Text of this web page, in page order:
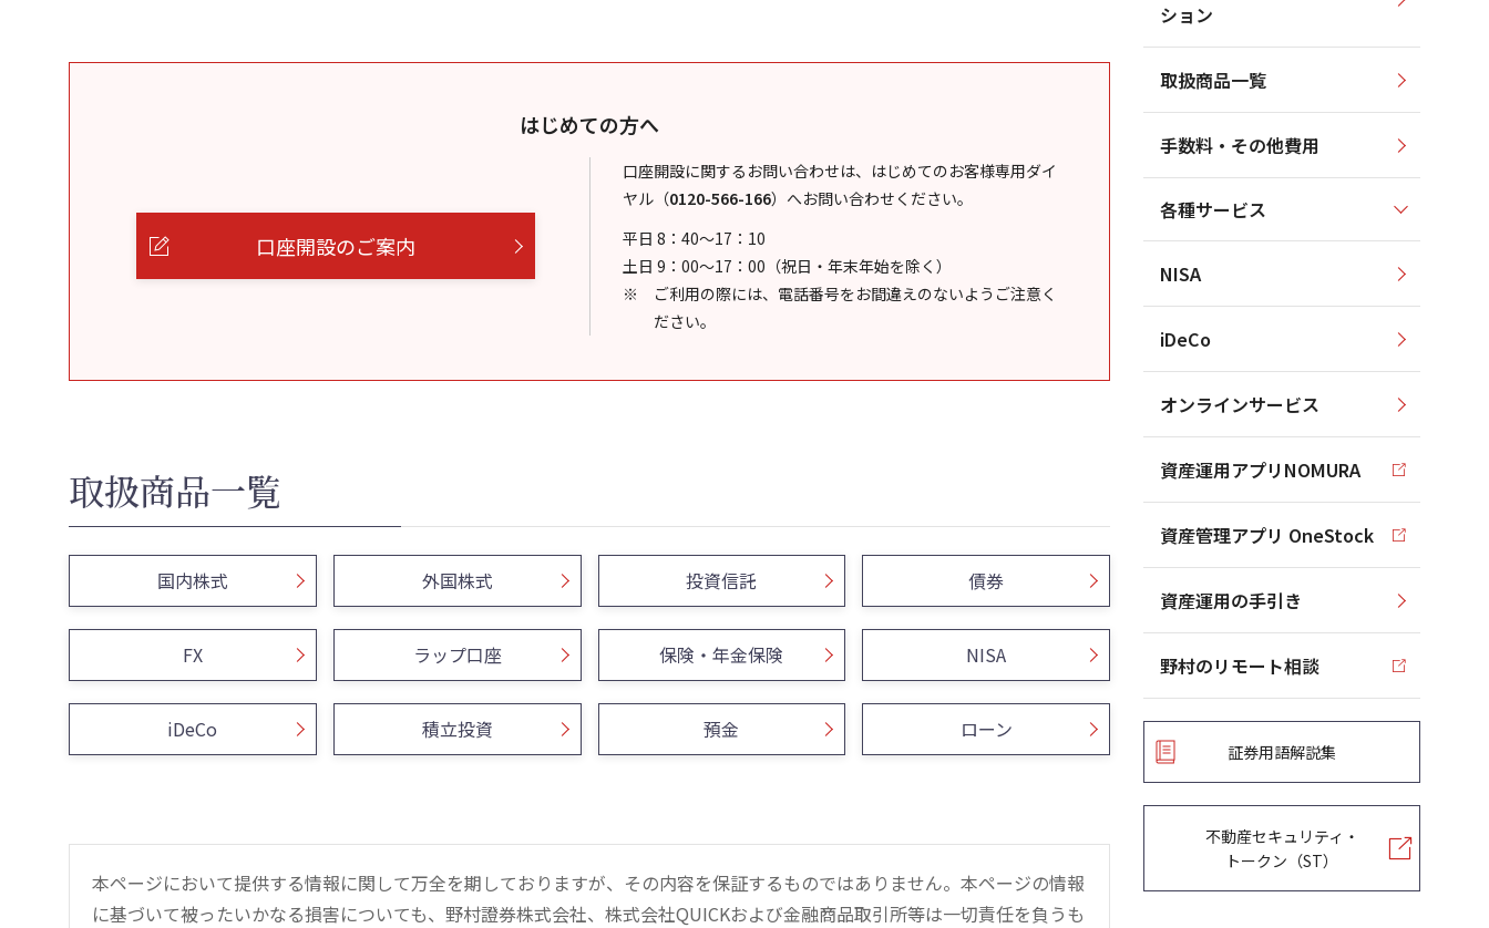
はじめての方へ
口座開設のご案内
口座開設に関するお問い合わせは、はじめてのお客様専用ダイ
ヤル （0120-566-166） へお問い合わせください。
平日 8：40～17：10
土日 9：00～17：00（祝日・年末年始を除く）
ご利用の際には、電話番号をお間違えのないようご注意く
ださい。
取扱商品一覧
国内株式 外国株式 投資信託 債券
FX ラップ口座 保険・年金保険 NISA
iDeCo 積立投資 預金 ローン
本ページにおいて提供する情報に関して万全を期しておりますが、その内容を保証するものではありません。本ページの情報
に基づいて被ったいかなる損害についても、野村證券株式会社、株式会社QUICKおよび金融商品取引所等は一切責任を負うも
ション
取扱商品一覧
手数料・その他費用
各種サービス
NISA
iDeCo
オンラインサービス
資産運用アプリNOMURA
資産管理アプリ OneStock
資産運用の手引き
野村のリモート相談
証券用語解説集
不動産セキュリティ・
トークン（ST）